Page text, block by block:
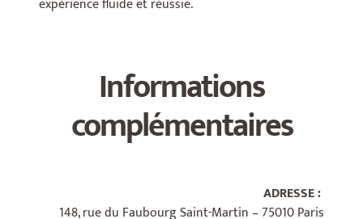
Informations
complémentaires
ADRESSE :
148, rue du Faubourg Saint-Martin – 75010 Paris